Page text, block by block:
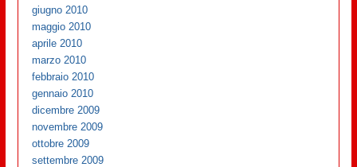
giugno 2010
maggio 2010
aprile 2010
marzo 2010
febbraio 2010
gennaio 2010
dicembre 2009
novembre 2009
ottobre 2009
settembre 2009